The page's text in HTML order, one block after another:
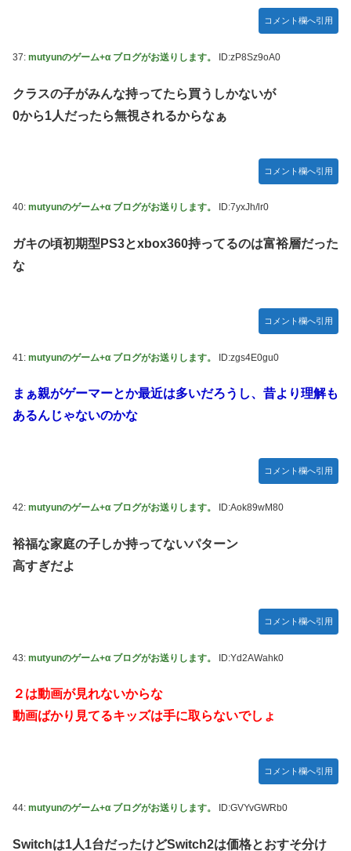
コメント欄へ引用
37: mutyunのゲーム+α ブログがお送りします。 ID:zP8Sz9oA0
クラスの子がみんな持ってたら買うしかないが
0から1人だったら無視されるからなぁ
コメント欄へ引用
40: mutyunのゲーム+α ブログがお送りします。 ID:7yxJh/lr0
ガキの頃初期型PS3とxbox360持ってるのは富裕層だった
な
コメント欄へ引用
41: mutyunのゲーム+α ブログがお送りします。 ID:zgs4E0gu0
まぁ親がゲーマーとか最近は多いだろうし、昔より理解も
あるんじゃないのかな
コメント欄へ引用
42: mutyunのゲーム+α ブログがお送りします。 ID:Aok89wM80
裕福な家庭の子しか持ってないパターン
高すぎだよ
コメント欄へ引用
43: mutyunのゲーム+α ブログがお送りします。 ID:Yd2AWahk0
２は動画が見れないからな
動画ばかり見てるキッズは手に取らないでしょ
コメント欄へ引用
44: mutyunのゲーム+α ブログがお送りします。 ID:GVYvGWRb0
Switchは1人1台だったけどSwitch2は価格とおすそ分け